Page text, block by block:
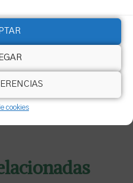
cookies
Entrada siguiente